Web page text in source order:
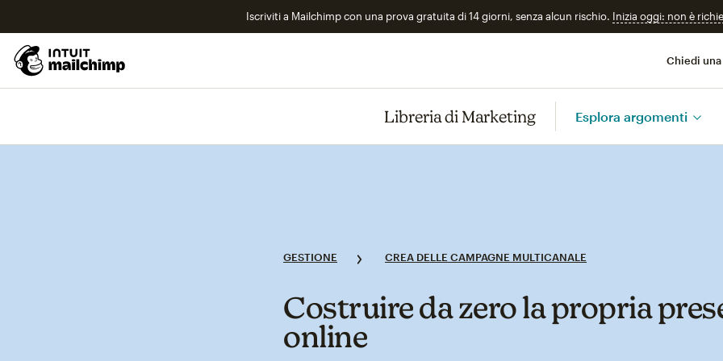
Iscriviti a Mailchimp con una prova gratuita di 14 giorni, senza alcun rischio. Inizia oggi: non è
Chiedi
Libreria di Marketing Esplora argomenti
GESTIONE CREA DELLE CAMPAGNE MULTICANALE
Costruire da zero la propria
online